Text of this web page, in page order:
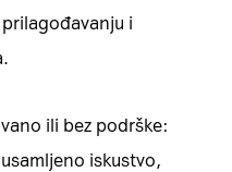
i
ili bez podrške:
iskustvo,